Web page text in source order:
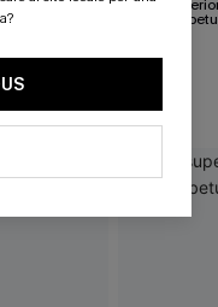
in maglia Parte
marrone